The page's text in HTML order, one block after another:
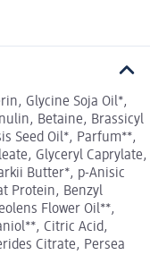
Glycine Soja Oil*,
Betaine, Brassicyl
Seed Oil*, Parfum**,
Glyceryl Caprylate,
Butter*, p-Anisic
Protein, Benzyl
Flower Oil**,
Citric Acid,
Citrate, Persea